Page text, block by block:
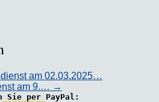
am 02.03.2025…
am 9.… →
Sie per PayPal: